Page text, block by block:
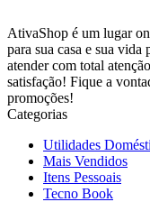
AtivaShop é um lugar
para sua casa e sua vida
atender com total
satisfação! Fique a
promoções!
Categorias
Utilidades
Mais Vendidos
Itens Pessoais
Tecno Book